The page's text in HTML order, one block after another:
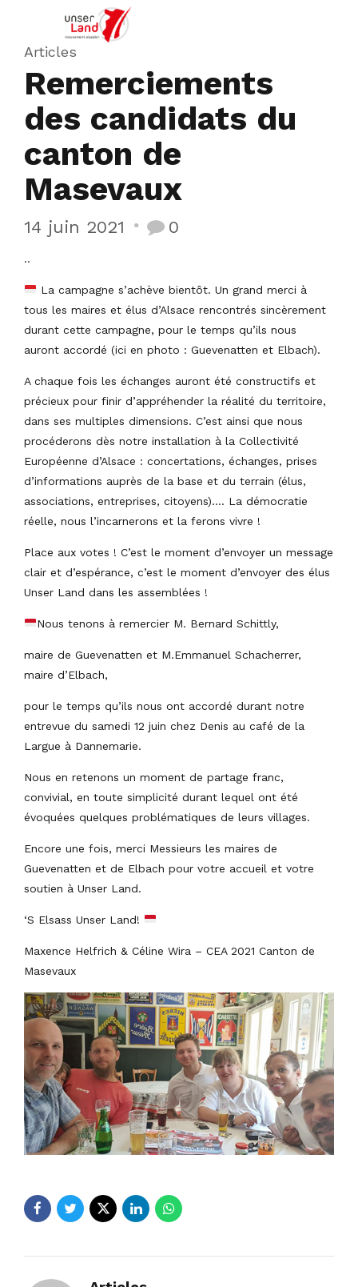
Articles
Remerciements
des candidats du
canton de
Masevaux
14 juin 2021 0
..
La campagne s’achève bientôt. Un grand merci à
tous les maires et élus d’Alsace rencontrés sincèrement
durant cette campagne, pour le temps qu’ils nous
auront accordé (ici en photo : Guevenatten et Elbach).
A chaque fois les échanges auront été constructifs et
précieux pour finir d’appréhender la réalité du territoire,
dans ses multiples dimensions. C’est ainsi que nous
procéderons dès notre installation à la Collectivité
Européenne d’Alsace : concertations, échanges, prises
d’informations auprès de la base et du terrain (élus,
associations, entreprises, citoyens)…. La démocratie
réelle, nous l’incarnerons et la ferons vivre !
Place aux votes ! C’est le moment d’envoyer un message
clair et d’espérance, c’est le moment d’envoyer des élus
Unser Land dans les assemblées !
Nous tenons à remercier M. Bernard Schittly,
maire de Guevenatten et M.Emmanuel Schacherrer,
maire d’Elbach,
pour le temps qu’ils nous ont accordé durant notre
entrevue du samedi 12 juin chez Denis au café de la
Largue à Dannemarie.
Nous en retenons un moment de partage franc,
convivial, en toute simplicité durant lequel ont été
évoquées quelques problématiques de leurs villages.
Encore une fois, merci Messieurs les maires de
Guevenatten et de Elbach pour votre accueil et votre
soutien à Unser Land.
‘S Elsass Unser Land!
Maxence Helfrich & Céline Wira – CEA 2021 Canton de
Masevaux